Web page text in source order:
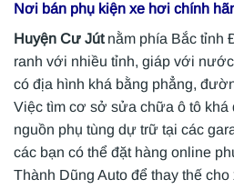
Nơi bán phụ kiện xe hơi chính
Huyện Cư Jútnằm phía Bắc tỉnh
ranh với nhiều tỉnh, giáp với
có địa hình khá bằng phẳng,
Việc tìm cơ sở sửa chữa ô tô khá
nguồn phụ tùng dự trữ tại các
các bạn có thể đặt hàng online
Thành Dũng Auto để thay thế